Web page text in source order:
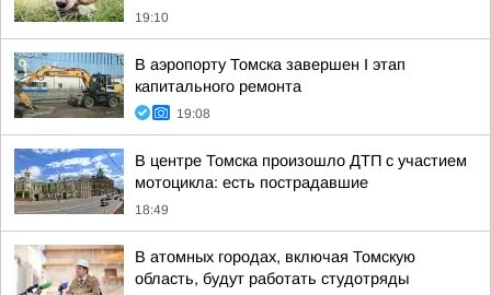
19:10
В аэропорту Томска завершен I этап
капитального ремонта
19:08
В центре Томска произошло ДТП с участием
мотоцикла: есть пострадавшие
18:49
В атомных городах, включая Томскую
область, будут работать студотряды